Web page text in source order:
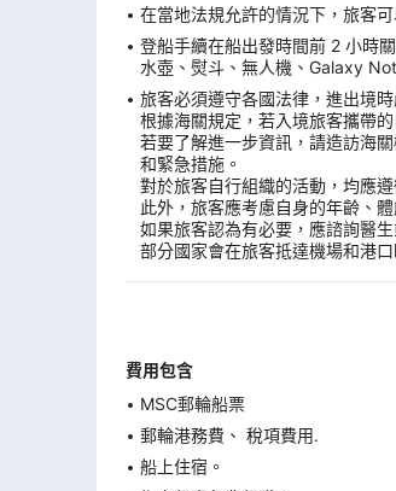
在當地法規允許的情況下，旅客
登船手續在船出發時間前 2 小時
水壺、熨斗、無人機、Galaxy
旅客必須遵守各國法律，進出境
根據海關規定，若入境旅客攜帶
若要了解進一步資訊，請造訪海
和緊急措施。
對於旅客自行組織的活動，均應
此外，旅客應考慮自身的年齡、
如果旅客認為有必要，應諮詢醫
部分國家會在旅客抵達機場和港
費用包含
MSC郵輪船票
郵輪港務費、 稅項費用.
船上住宿。